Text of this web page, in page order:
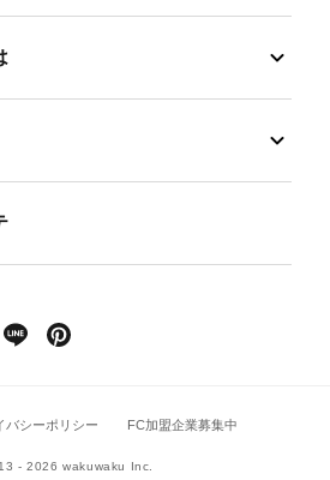
- 2026 wakuwaku Inc.
バシーポリシー FC加盟企業募集中